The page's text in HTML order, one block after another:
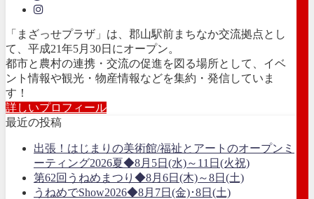
「まざっせプラザ」は、郡山駅前まちなか交流拠点とし
て、平成21年5月30日にオープン。
都市と農村の連携・交流の促進を図る場所として、イベ
ント情報や観光・物産情報などを集約・発信していま
す！
詳しいプロフィール
最近の投稿
出張！はじまりの美術館/福祉とアートのオープンミ
ーティング2026夏◆8月5日(水)～11日(火祝)
第62回うねめまつり◆8月6日(木)～8日(土)
うねめでShow2026◆8月7日(金)･8日(土)